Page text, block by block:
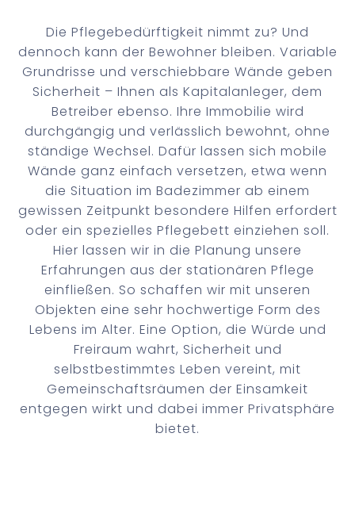
Die Pflegebedürftigkeit nimmt zu? Und
dennoch kann der Bewohner bleiben. Variable
Grundrisse und verschiebbare Wände geben
Sicherheit – Ihnen als Kapitalanleger, dem
Betreiber ebenso. Ihre Immobilie wird
durchgängig und verlässlich bewohnt, ohne
ständige Wechsel. Dafür lassen sich mobile
Wände ganz einfach versetzen, etwa wenn
die Situation im Badezimmer ab einem
gewissen Zeitpunkt besondere Hilfen erfordert
oder ein spezielles Pflegebett einziehen soll.
Hier lassen wir in die Planung unsere
Erfahrungen aus der stationären Pflege
einfließen. So schaffen wir mit unseren
Objekten eine sehr hochwertige Form des
Lebens im Alter. Eine Option, die Würde und
Freiraum wahrt, Sicherheit und
selbstbestimmtes Leben vereint, mit
Gemeinschaftsräumen der Einsamkeit
entgegen wirkt und dabei immer Privatsphäre
bietet.